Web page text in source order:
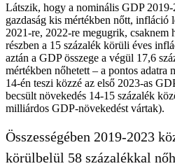
Látszik, hogy a nominális GDP
gazdaság kis mértékben nőtt, infláció
2021-re, 2022-re megugrik, csaknem
részben a 15 százalék körüli éves
aztán a GDP összege a végül 17,6
mértékben nőhetett – a pontos
14-én teszi közzé az első 2023-as
becsült növekedés 14-15 százalék
milliárdos GDP-növekedést vártak).
Összességében 2019-2023
körülbelül 58 százalékkal